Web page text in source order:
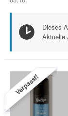
Dieses
Aktuelle
Verpasst!